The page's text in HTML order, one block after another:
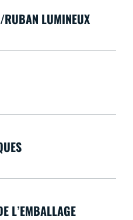
LUMINEUX
L’EMBALLAGE